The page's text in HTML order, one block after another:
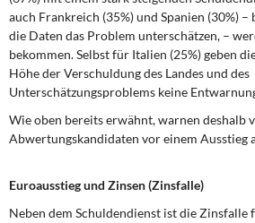
auch Frankreich (35%) und Spanien (30%)
die Daten das Problem unterschätzen, –
bekommen. Selbst für Italien (25%) geben
Höhe der Verschuldung des Landes und des
Unterschätzungsproblems keine
Wie oben bereits erwähnt, warnen deshalb
Abwertungskandidaten vor einem Ausstieg
Euroausstieg und Zinsen (Zinsfalle)
Neben dem Schuldendienst ist die Zinsfalle